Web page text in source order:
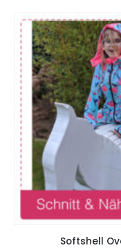
Softshell